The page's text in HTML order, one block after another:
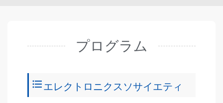
プログラム
format_list_bulletedエレクトロニクスソサイエティ